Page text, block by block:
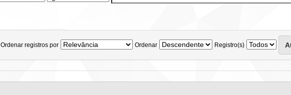
Ordenar registros por Ordenar Registro(s)